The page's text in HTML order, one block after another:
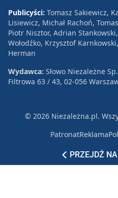
PRZEJDŹ
Publicyści: Tomasz Sakiewicz,
Lisiewicz, Michał Rachoń,
Piotr Nisztor, Adrian
Wołodźko, Krzysztof
Herman
Wydawca: Słowo Niezależne
Filtrowa 63 / 43, 02-056
© 2026 Niezależna.pl.
PatronatReklama